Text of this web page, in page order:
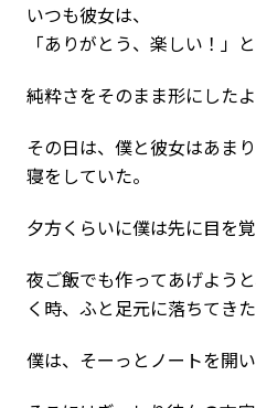
いつも彼女は、
「ありがとう、楽しい！」
純粋さをそのまま形にしたよ
その日は、僕と彼女はあま
寝をしていた。
夕方くらいに僕は先に目を覚
夜ご飯でも作ってあげよう
く時、ふと足元に落ちてき
僕は、そーっとノートを開い